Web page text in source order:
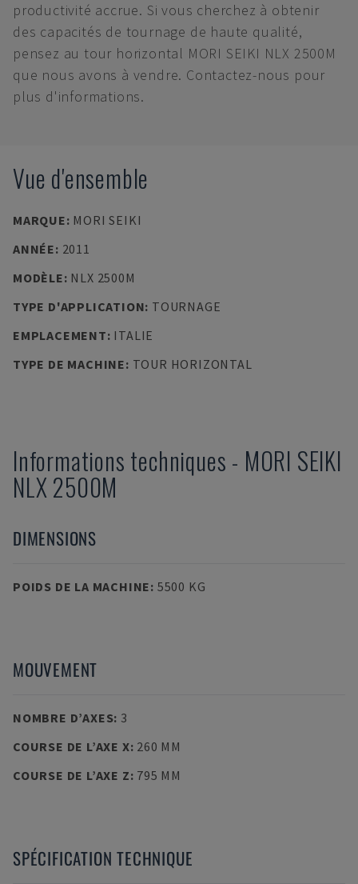
productivité accrue. Si vous cherchez à obtenir
des capacités de tournage de haute qualité,
pensez au tour horizontal MORI SEIKI NLX 2500M
que nous avons à vendre. Contactez-nous pour
plus d'informations.
Vue d'ensemble
MARQUE: MORI SEIKI
ANNÉE: 2011
MODÈLE: NLX 2500M
TYPE D'APPLICATION: TOURNAGE
EMPLACEMENT: ITALIE
TYPE DE MACHINE: TOUR HORIZONTAL
Informations techniques - MORI SEIKI
NLX 2500M
DIMENSIONS
POIDS DE LA MACHINE: 5500 KG
MOUVEMENT
NOMBRE D’AXES: 3
COURSE DE L’AXE X: 260 MM
COURSE DE L’AXE Z: 795 MM
SPÉCIFICATION TECHNIQUE